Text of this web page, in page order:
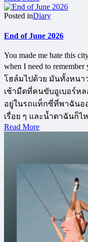
Posted inDiary
End of June 2026
You made me hate this
when I need to
โฮล์มไปด้วย มันทั้งหนา
เช้ามืดที่คนขับอูเบอร์ห
อยู่ในรถแท็กซี่ที่พาฉันอ
เรื่อย ๆ และน้ำตาฉันก็
Read More